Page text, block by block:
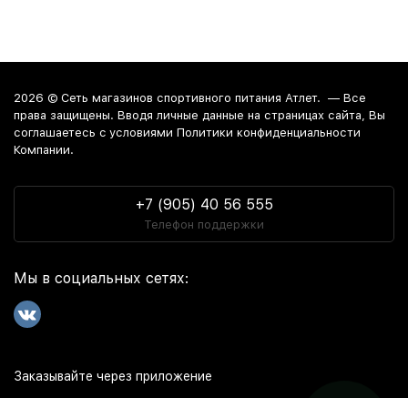
2026 © Сеть магазинов спортивного питания Атлет. — Все
права защищены. Вводя личные данные на страницах сайта, Вы
соглашаетесь c условиями Политики конфиденциальности
Компании.
+7 (905) 40 56 555
Телефон поддержки
Мы в социальных сетях:
Заказывайте через приложение